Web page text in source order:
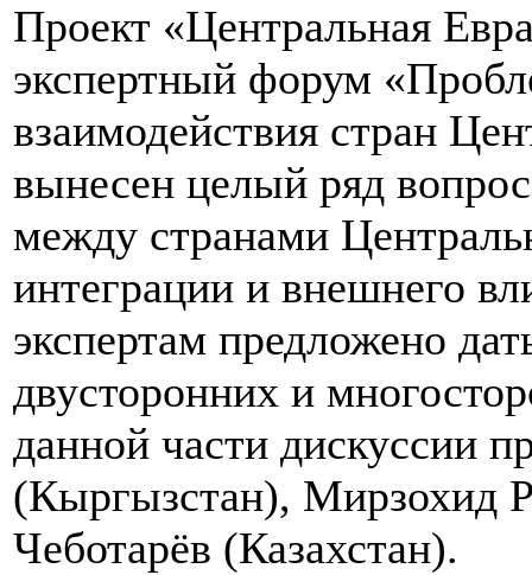
Проект «Центральная
экспертный форум
взаимодействия стран
вынесен целый ряд
между странами
интеграции и внешнего
экспертам предложено
двусторонних и
данной части дискуссии
(Кыргызстан), Мирзохид
Чеботарёв (Казахстан).